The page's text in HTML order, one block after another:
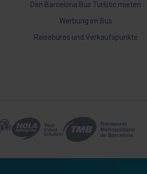
Den Barcelona Bus Turístic mieten
Werbung im Bus
Reisebüros und Verkaufspunkte